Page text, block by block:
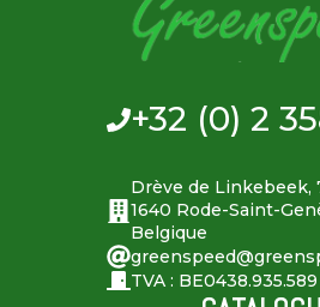
+32 (0) 2
Drève de Linkebeek,
1640 Rode-Saint-
Belgique
TVA : BE0438.935.589